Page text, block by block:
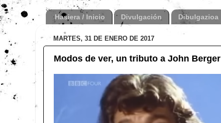
Hasiera / Inicio Divulgación Dibulgazioa
MARTES, 31 DE ENERO DE 2017
Modos de ver, un tributo a John Berger